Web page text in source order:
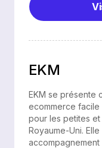
EKM
EKM se présente
ecommerce facile
pour les petites
Royaume-Uni.